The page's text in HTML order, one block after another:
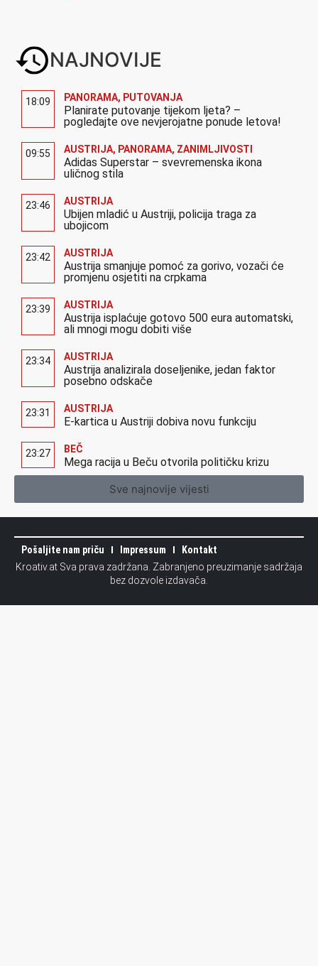
NAJNOVIJE
18:09 PANORAMA, PUTOVANJA
Planirate putovanje tijekom ljeta? –
pogledajte ove nevjerojatne ponude letova!
09:55 AUSTRIJA, PANORAMA, ZANIMLJIVOSTI
Adidas Superstar – svevremenska ikona
uličnog stila
23:46 AUSTRIJA
Ubijen mladić u Austriji, policija traga za
ubojicom
23:42 AUSTRIJA
Austrija smanjuje pomoć za gorivo, vozači će
promjenu osjetiti na crpkama
23:39 AUSTRIJA
Austrija isplaćuje gotovo 500 eura automatski,
ali mnogi mogu dobiti više
23:34 AUSTRIJA
Austrija analizirala doseljenike, jedan faktor
posebno odskače
23:31 AUSTRIJA
E-kartica u Austriji dobiva novu funkciju
23:27 BEČ
Mega racija u Beču otvorila političku krizu
Sve najnovije vijesti
Pošaljite nam priču Impressum
Kontakt
Kroativ.at Sva prava zadržana. Zabranjeno preuzimanje sadržaja
bez dozvole izdavača.